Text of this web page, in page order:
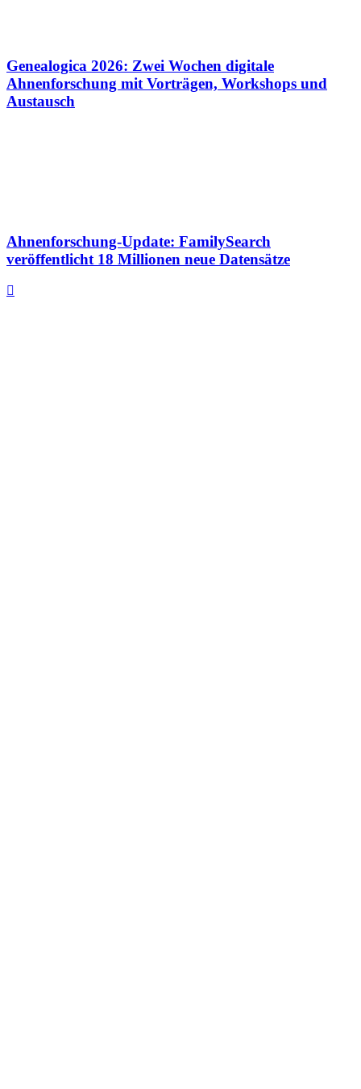
Genealogica 2026: Zwei Wochen digitale
Ahnenforschung mit Vorträgen, Workshops und
Austausch
Ahnenforschung-Update: FamilySearch
veröffentlicht 18 Millionen neue Datensätze